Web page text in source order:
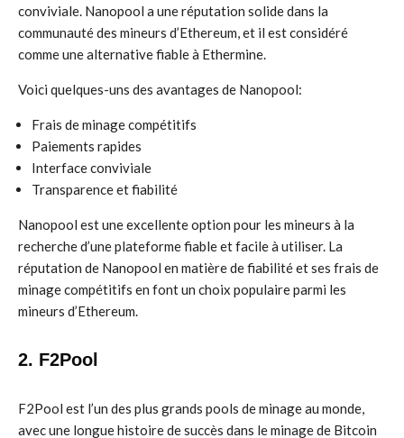
conviviale. Nanopool a une réputation solide dans la
communauté des mineurs d’Ethereum, et il est considéré
comme une alternative fiable à Ethermine.
Voici quelques-uns des avantages de Nanopool:
Frais de minage compétitifs
Paiements rapides
Interface conviviale
Transparence et fiabilité
Nanopool est une excellente option pour les mineurs à la
recherche d’une plateforme fiable et facile à utiliser. La
réputation de Nanopool en matière de fiabilité et ses frais de
minage compétitifs en font un choix populaire parmi les
mineurs d’Ethereum.
2. F2Pool
F2Pool est l’un des plus grands pools de minage au monde,
avec une longue histoire de succès dans le minage de Bitcoin